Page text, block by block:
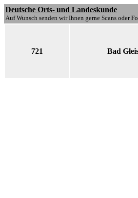
Deutsche Orts- und Landeskunde
Auf Wunsch senden wir Ihnen gerne Scans oder
721 Bad